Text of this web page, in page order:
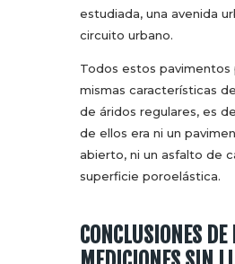
estudiada, una avenida
circuito urbano.
Todos estos pavimentos
mismas características
de áridos regulares, es
de ellos era ni un
abierto, ni un asfalto de
superficie poroelástica.
CONCLUSIONES DE